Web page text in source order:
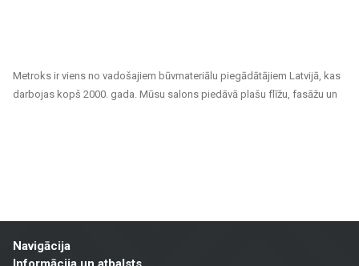
Metroks ir viens no vadošajiem būvmateriālu piegādātājiem Latvijā, kas
darbojas kopš 2000. gada. Mūsu salons piedāvā plašu flīžu, fasāžu un
Flīzes sienām un grīdām: Pieejamas dažādu izmēru, krāsu un
dizaina flīzes, kas piemērotas gan vannas istabām un virtuvēm,
gan sabiedriskām telpām un ārtelpām. Keramiskās un akmens
Navigācija